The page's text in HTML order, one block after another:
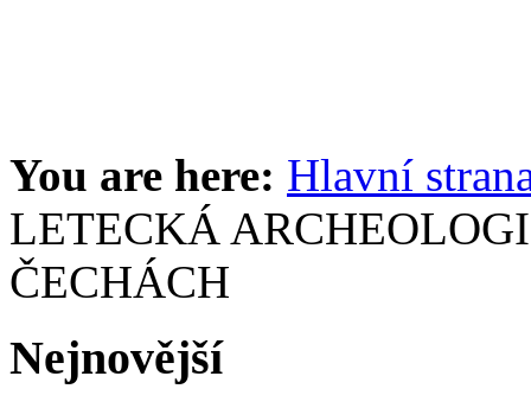
You are here: Hlavní
LETECKÁ
ČECHÁCH
Nejnovější